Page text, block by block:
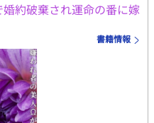
約破棄され運命の番に嫁
書籍情報